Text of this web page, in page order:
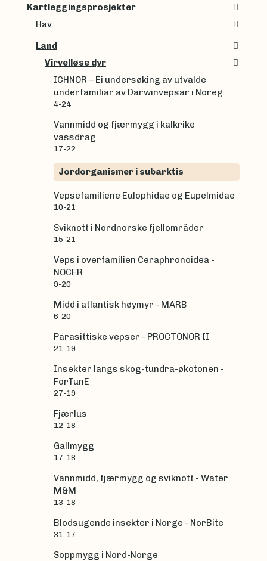
Kartleggingsprosjekter
Hav
Land
Virvelløse dyr
ICHNOR – Ei undersøking av utvalde
underfamiliar av Darwinvepsar i Noreg
4-24
Vannmidd og fjærmygg i kalkrike
vassdrag
17-22
Jordorganismer i subarktis
Vepsefamiliene Eulophidae og Eupelmidae
10-21
Sviknott i Nordnorske fjellområder
15-21
Veps i overfamilien Ceraphronoidea -
NOCER
9-20
Midd i atlantisk høymyr - MARB
6-20
Parasittiske vepser - PROCTONOR II
21-19
Insekter langs skog-tundra-økotonen -
ForTunE
27-19
Fjærlus
12-18
Gallmygg
17-18
Vannmidd, fjærmygg og sviknott - Water
M&M
13-18
Blodsugende insekter i Norge - NorBite
31-17
Soppmygg i Nord-Norge